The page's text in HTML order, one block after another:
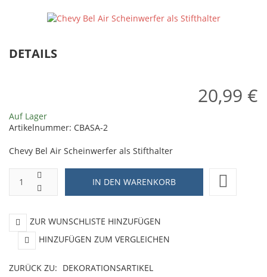
Statuen
Doppelpack
Jake
cm
DETAILS
20,99 €
Auf Lager
Artikelnummer: CBASA-2
Chevy Bel Air Scheinwerfer als Stifthalter
ZUR WUNSCHLISTE HINZUFÜGEN
HINZUFÜGEN ZUM VERGLEICHEN
ZURÜCK ZU: DEKORATIONSARTIKEL